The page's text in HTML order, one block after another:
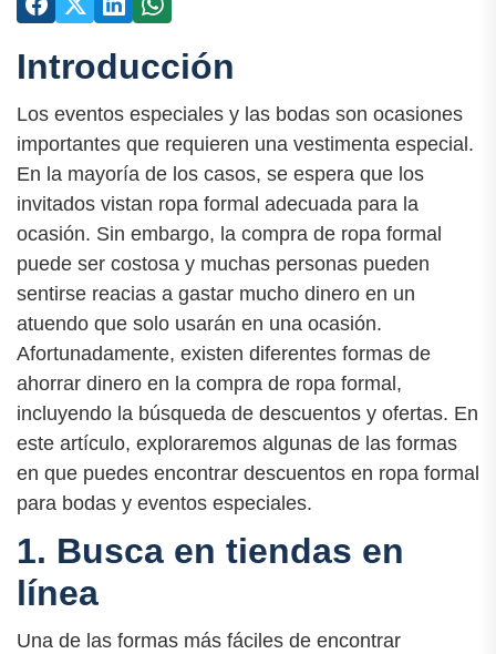
Introducción
Los eventos especiales y las bodas son ocasiones
importantes que requieren una vestimenta especial.
En la mayoría de los casos, se espera que los
invitados vistan ropa formal adecuada para la
ocasión. Sin embargo, la compra de ropa formal
puede ser costosa y muchas personas pueden
sentirse reacias a gastar mucho dinero en un
atuendo que solo usarán en una ocasión.
Afortunadamente, existen diferentes formas de
ahorrar dinero en la compra de ropa formal,
incluyendo la búsqueda de descuentos y ofertas. En
este artículo, exploraremos algunas de las formas
en que puedes encontrar descuentos en ropa formal
para bodas y eventos especiales.
1. Busca en tiendas en
línea
Una de las formas más fáciles de encontrar